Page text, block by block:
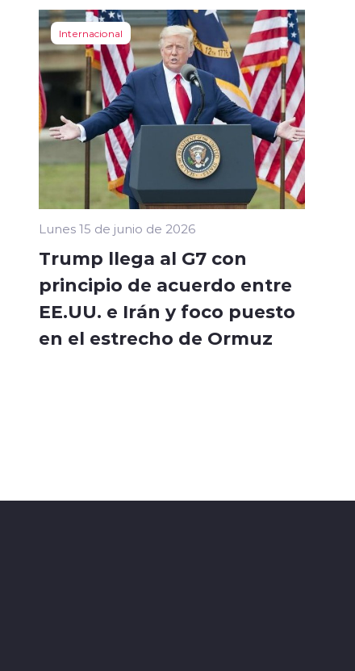
Internacional
Lunes 15 de junio de 2026
Trump llega al G7 con
principio de acuerdo entre
EE.UU. e Irán y foco puesto
en el estrecho de Ormuz